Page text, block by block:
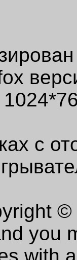
с
©
you